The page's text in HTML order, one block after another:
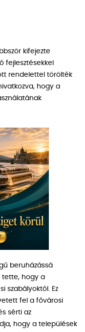
kifejezte
fejlesztésekkel
rendelettel törölték
hogy a
beruházássá
tette, hogy a
szabályoktól. Ez
fel a fővárosi
sérti az
hogy a települések